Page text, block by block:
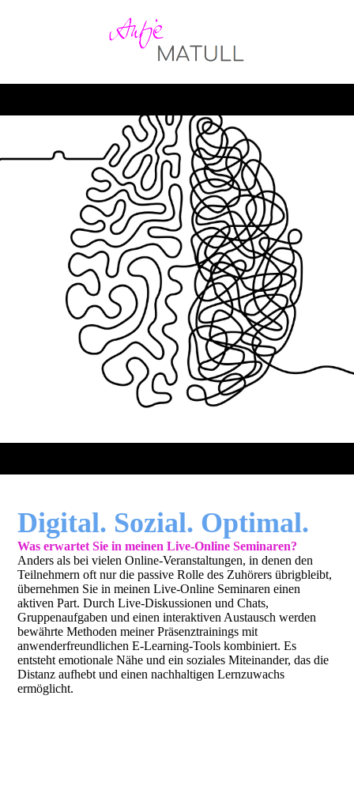
Digital. Sozial. Optimal.
Was erwartet Sie in meinen Live-Online Seminaren?
Anders als bei vielen Online-Veranstaltungen, in denen den
Teilnehmern oft nur die passive Rolle des Zuhörers übrigbleibt,
übernehmen Sie in meinen Live-Online Seminaren einen
aktiven Part. Durch Live-Diskussionen und Chats,
Gruppenaufgaben und einen interaktiven Austausch werden
bewährte Methoden meiner Präsenztrainings mit
anwenderfreundlichen E-Learning-Tools kombiniert. Es
entsteht emotionale Nähe und ein soziales Miteinander, das die
Distanz aufhebt und einen nachhaltigen Lernzuwachs
ermöglicht.